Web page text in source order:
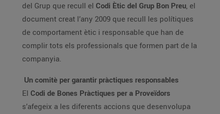
del Grup que recull el Codi Ètic del Grup Bon Preu, el
document creat l’any 2009 que recull les polítiques
de comportament ètic i responsable que han de
complir tots els professionals que formen part de la
companyia.
Un comitè per garantir pràctiques responsables
El Codi de Bones Pràctiques per a Proveïdors
s’afegeix a les diferents accions que desenvolupa